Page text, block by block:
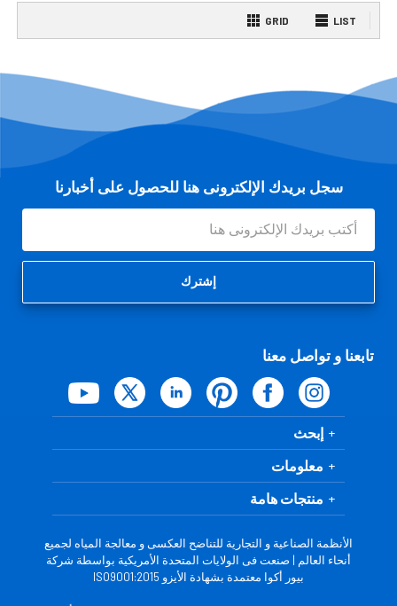
LIST
GRID
سجل بريدك الإلكترونى هنا للحصول على أخبارنا
عنوان
البريد
الإلكتروني
تابعنا و تواصل معنا
إبحث
معلومات
منتجات هامة
الأنظمة الصناعية و التجارية للتناضح العكسى و معالجة المياه لجميع
أنحاء العالم | صنعت فى الولايات المتحدة الأمريكية بواسطة شركة
بيور أكوا معتمدة بشهادة الأيزو ISO9001:2015